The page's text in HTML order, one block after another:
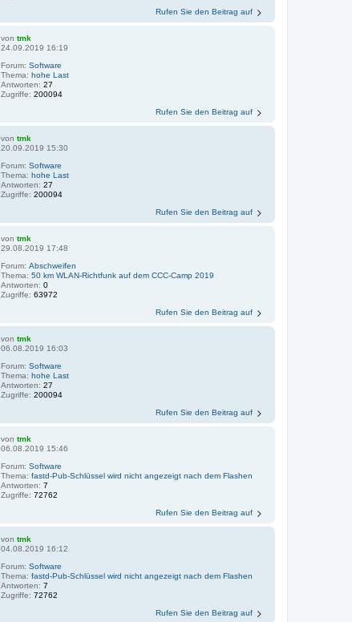
Rufen Sie den Beitrag auf
vontmk
24.09.2019 16:19
Forum:Software
Thema:hohe Last
Antworten:27
Zugriffe:200094
Rufen Sie den Beitrag auf
vontmk
20.09.2019 15:30
Forum:Software
Thema:hohe Last
Antworten:27
Zugriffe:200094
Rufen Sie den Beitrag auf
vontmk
29.08.2019 17:48
Forum:Abschweifen
Thema:50 km WLAN-Richtfunk auf dem CCC-Camp 2019
Antworten:0
Zugriffe:63972
Rufen Sie den Beitrag auf
vontmk
06.08.2019 16:03
Forum:Software
Thema:hohe Last
Antworten:27
Zugriffe:200094
Rufen Sie den Beitrag auf
vontmk
06.08.2019 15:46
Forum:Software
Thema:fastd-Pub-Schlüssel wird nicht angezeigt nach dem Flashen
Antworten:7
Zugriffe:72762
Rufen Sie den Beitrag auf
vontmk
04.08.2019 16:12
Forum:Software
Thema:fastd-Pub-Schlüssel wird nicht angezeigt nach dem Flashen
Antworten:7
Zugriffe:72762
Rufen Sie den Beitrag auf